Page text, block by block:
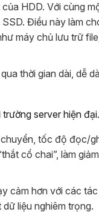
HDD. Với cùng
Điều này làm
máy chủ lưu trữ
thời gian dài, dễ
server hiện đại.
tốc độ đọc/
cổ chai”, làm
cảm hơn với các
liệu nghiêm trọng.